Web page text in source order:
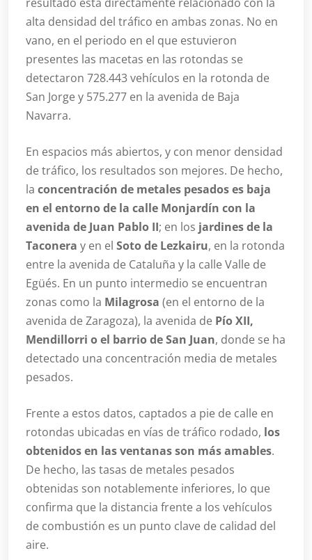
alta densidad del tráfico en ambas zonas. No en
vano, en el periodo en el que estuvieron
presentes las macetas en las rotondas se
detectaron 728.443 vehículos en la rotonda de
San Jorge y 575.277 en la avenida de Baja
Navarra.
En espacios más abiertos, y con menor densidad
de tráfico, los resultados son mejores. De hecho,
la concentración de metales pesados es baja
en el entorno de la calle Monjardín con la
avenida de Juan Pablo II; en los jardines de la
Taconera y en el Soto de Lezkairu, en la rotonda
entre la avenida de Cataluña y la calle Valle de
Egüés. En un punto intermedio se encuentran
zonas como la Milagrosa (en el entorno de la
avenida de Zaragoza), la avenida de Pío XII,
Mendillorri o el barrio de San Juan, donde se ha
detectado una concentración media de metales
pesados.
Frente a estos datos, captados a pie de calle en
rotondas ubicadas en vías de tráfico rodado, los
obtenidos en las ventanas son más amables.
De hecho, las tasas de metales pesados
obtenidas son notablemente inferiores, lo que
confirma que la distancia frente a los vehículos
de combustión es un punto clave de calidad del
aire.